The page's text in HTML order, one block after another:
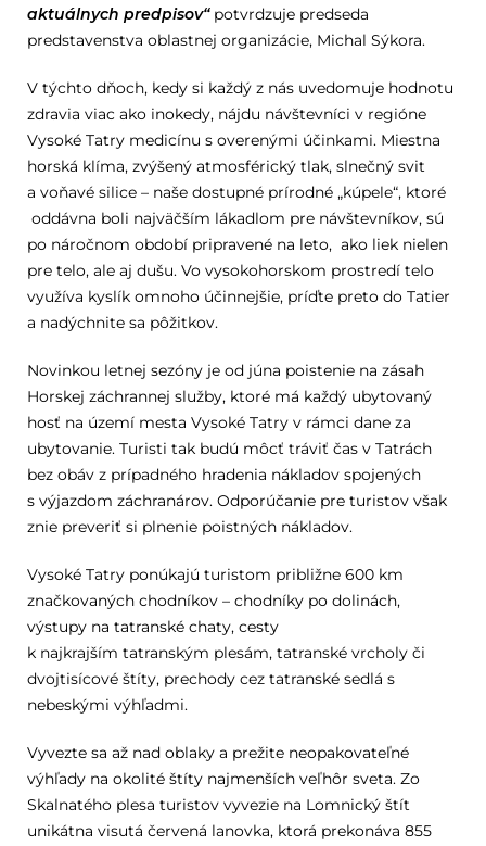
aktuálnych predpisov“ potvrdzuje predseda
predstavenstva oblastnej organizácie, Michal Sýkora.
V týchto dňoch, kedy si každý z nás uvedomuje hodnotu
zdravia viac ako inokedy, nájdu návštevníci v regióne
Vysoké Tatry medicínu s overenými účinkami. Miestna
horská klíma, zvýšený atmosférický tlak, slnečný svit
a voňavé silice – naše dostupné prírodné „kúpele“, ktoré
oddávna boli najväčším lákadlom pre návštevníkov, sú
po náročnom období pripravené na leto, ako liek nielen
pre telo, ale aj dušu. Vo vysokohorskom prostredí telo
využíva kyslík omnoho účinnejšie, príďte preto do Tatier
a nadýchnite sa pôžitkov.
Novinkou letnej sezóny je od júna poistenie na zásah
Horskej záchrannej služby, ktoré má každý ubytovaný
hosť na území mesta Vysoké Tatry v rámci dane za
ubytovanie. Turisti tak budú môcť tráviť čas v Tatrách
bez obáv z prípadného hradenia nákladov spojených
s výjazdom záchranárov. Odporúčanie pre turistov však
znie preveriť si plnenie poistných nákladov.
Vysoké Tatry ponúkajú turistom približne 600 km
značkovaných chodníkov – chodníky po dolinách,
výstupy na tatranské chaty, cesty
k najkrajším tatranským plesám, tatranské vrcholy či
dvojtisícové štíty, prechody cez tatranské sedlá s
nebeskými výhľadmi.
Vyvezte sa až nad oblaky a prežite neopakovateľné
výhľady na okolité štíty najmenších veľhôr sveta. Zo
Skalnatého plesa turistov vyvezie na Lomnický štít
unikátna visutá červená lanovka, ktorá prekonáva 855